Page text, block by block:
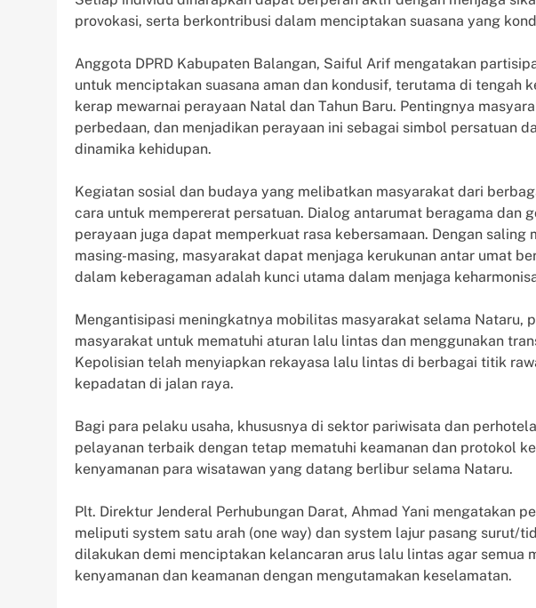
provokasi, serta berkontribusi dalam menciptakan suasana yang
Anggota DPRD Kabupaten Balangan, Saiful Arif mengatakan
untuk menciptakan suasana aman dan kondusif, terutama di tengah
kerap mewarnai perayaan Natal dan Tahun Baru. Pentingnya
perbedaan, dan menjadikan perayaan ini sebagai simbol persatuan
dinamika kehidupan.
Kegiatan sosial dan budaya yang melibatkan masyarakat dari
cara untuk mempererat persatuan. Dialog antarumat beragama dan
perayaan juga dapat memperkuat rasa kebersamaan. Dengan saling
masing-masing, masyarakat dapat menjaga kerukunan antar umat
dalam keberagaman adalah kunci utama dalam menjaga
Mengantisipasi meningkatnya mobilitas masyarakat selama Nataru,
masyarakat untuk mematuhi aturan lalu lintas dan menggunakan
Kepolisian telah menyiapkan rekayasa lalu lintas di berbagai titik
kepadatan di jalan raya.
Bagi para pelaku usaha, khususnya di sektor pariwisata dan
pelayanan terbaik dengan tetap mematuhi keamanan dan protokol
kenyamanan para wisatawan yang datang berlibur selama Nataru.
Plt. Direktur Jenderal Perhubungan Darat, Ahmad Yani mengatakan
meliputi system satu arah (one way) dan system lajur pasang surut/
dilakukan demi menciptakan kelancaran arus lalu lintas agar semua
kenyamanan dan keamanan dengan mengutamakan keselamatan.